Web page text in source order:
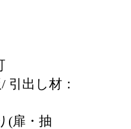
引出し材：
(扉・抽